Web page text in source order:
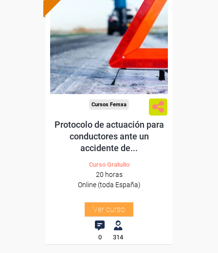
Formación 100%
subvencionada.
Para desempleados,
trabajadores y autónomos.
Sector
-Transporte y Logística.
Cursos Femxa
Protocolo de actuación para
conductores ante un
accidente de...
Curso Gratuito
20 horas
Online (toda España)
Ver curso
0 314